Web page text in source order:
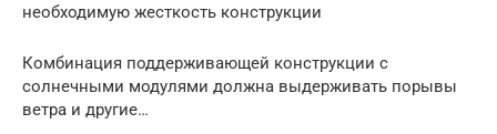
необходимую жесткость конструкции
Комбинация поддерживающей конструкции с
солнечными модулями должна выдерживать порывы
ветра и другие…